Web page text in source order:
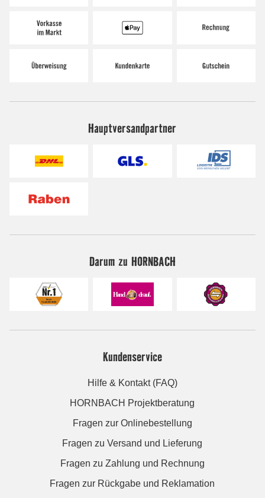
Hauptversandpartner
Darum zu HORNBACH
Kundenservice
Hilfe & Kontakt (FAQ)
HORNBACH Projektberatung
Fragen zur Onlinebestellung
Fragen zu Versand und Lieferung
Fragen zu Zahlung und Rechnung
Fragen zur Rückgabe und Reklamation